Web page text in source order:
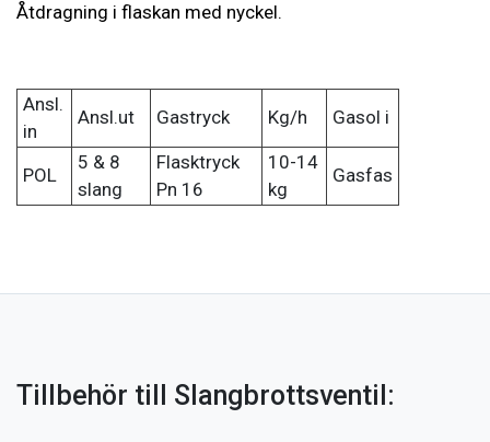
Åtdragning i flaskan med nyckel.
Ansl.
in
Ansl.ut Gastryck Kg/h Gasol i
POL
5 & 8
slang
Flasktryck
Pn 16
10-14
kg
Gasfas
Tillbehör till Slangbrottsventil: